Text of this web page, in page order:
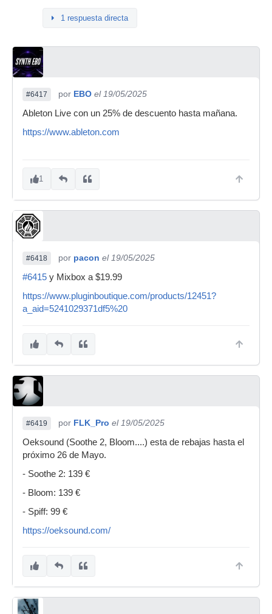
1 respuesta directa
#6417 por EBO el 19/05/2025
Ableton Live con un 25% de descuento hasta mañana.
https://www.ableton.com
1
#6418 por pacon el 19/05/2025
#6415 y Mixbox a $19.99
https://www.pluginboutique.com/products/12451?
a_aid=5241029371df5%20
#6419 por FLK_Pro el 19/05/2025
Oeksound (Soothe 2, Bloom....) esta de rebajas hasta el
próximo 26 de Mayo.
- Soothe 2: 139 €
- Bloom: 139 €
- Spiff: 99 €
https://oeksound.com/